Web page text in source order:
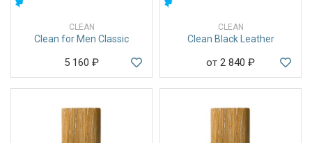
CLEAN
Clean for Men Classic
5 160 ₽
CLEAN
Clean Black Leather
от 2 840 ₽